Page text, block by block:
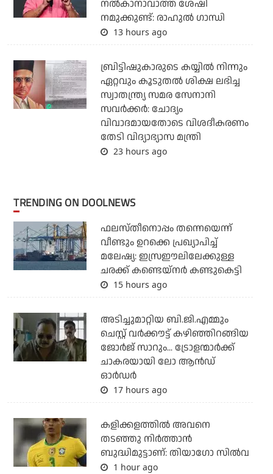
നല്‍കാനാവാത്ത ശേഷി
നമുക്കുണ്ട്: രാഹുല്‍ ഗാന്ധി
13 hours ago
ബ്രിട്ടിഷുകാരുടെ കയ്യില്‍ നിന്നും
ഏറ്റവും കൂടുതല്‍ ശിക്ഷ ലഭിച്ച
സ്വാതന്ത്ര്യ സമര സേനാനി
സവര്‍ക്കര്‍: ചോദ്യം
വിവാദമായതോടെ വിശദീകരണം
തേടി വിദ്യാഭ്യാസ മന്ത്രി
23 hours ago
TRENDING ON DOOLNEWS
ഫലസ്തീനൊപ്പം തന്നെയെന്ന്
വീണ്ടും ഉറക്കെ പ്രഖ്യാപിച്ച്
മലേഷ്യ: ഇസ്രഈലിലേക്കുള്ള
ചരക്ക് കണ്ടെയ്‌നര്‍ കണ്ടുകെട്ടി
15 hours ago
അടിച്ചുമാറ്റിയ ബി.ജി.എമ്മും
ചെസ്റ്റ് വര്‍ക്കൗട്ട് കഴിഞ്ഞിറങ്ങിയ
ജോര്‍ജ് സാറും... ട്രോളന്മാര്‍ക്ക്
ചാകരയായി ലോ ആന്‍ഡ്
ഓര്‍ഡര്‍
17 hours ago
കളിക്കളത്തില്‍ അവനെ
തടഞ്ഞു നിര്‍ത്താന്‍
ബുദ്ധിമുട്ടാണ്: തിയാഗോ സില്‍വ
1 hour ago